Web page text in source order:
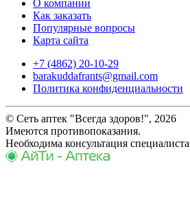
О компании
Как заказать
Популярные вопросы
Карта сайта
+7 (4862) 20-10-29
barakuddafrants@gmail.com
Политика конфиденциальности
© Сеть аптек "Всегда здоров!", 2026
Имеются противопоказания.
Необходима консультация специалиста